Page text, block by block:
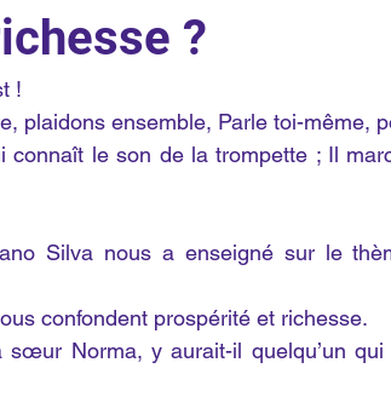
?
!
plaidons ensemble, Parle toi-même,
connaît le son de la trompette ; Il
Silva nous a enseigné sur le
confondent prospérité et richesse.
Norma, y aurait-il quelqu’un qui